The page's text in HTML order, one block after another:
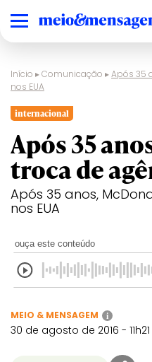
Início ▸Comunicação ▸Após 35
nos EUA
internacional
Após 35
troca de
Após 35 anos,
nos EUA
ouça este conteúdo
MEIO & MENSAGEM i
30 de agosto de 2016 - 11h21